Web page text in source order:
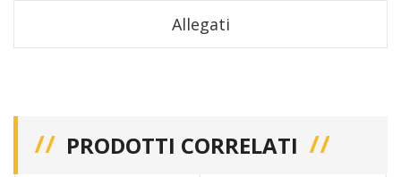
Allegati
PRODOTTI CORRELATI